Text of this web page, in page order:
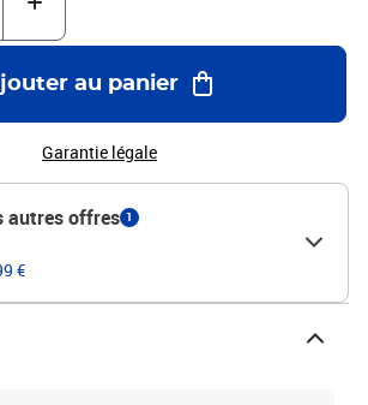
: 120 x 50 x 7 cm (L x l x H)Coussin
coussin comprend 2 jeux de
est requisLa livraison contient :1 x banc1 x
au panier
Garantie légale
autres offres 1
€